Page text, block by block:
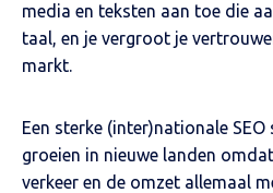
media en teksten aan toe die
taal, en je vergroot je
markt.
Een sterke (inter)nationale
groeien in nieuwe landen
verkeer en de omzet allemaal